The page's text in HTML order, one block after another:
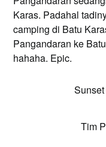
Karas. Padahal
camping di Batu
Pangandaran ke
hahaha. Epic.
Tim